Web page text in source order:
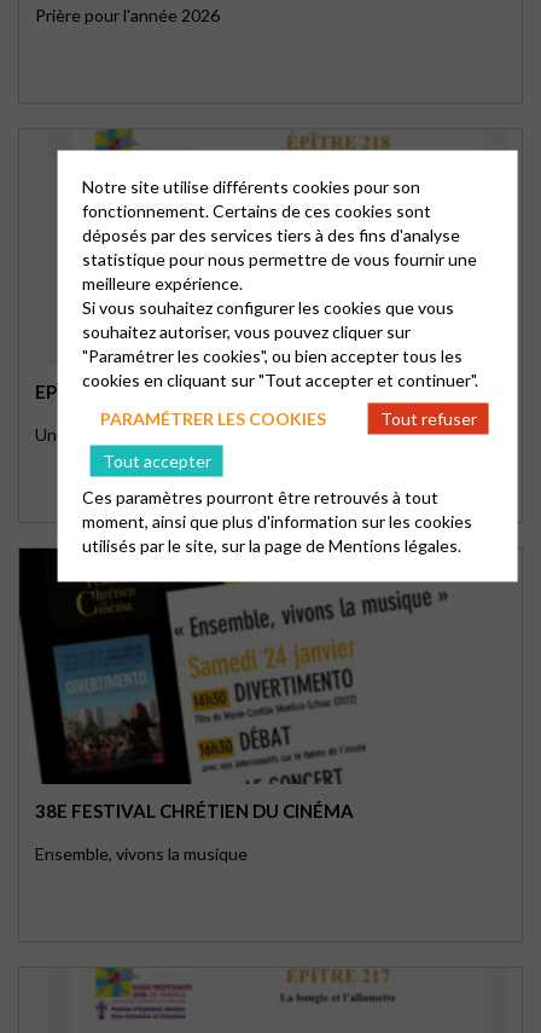
Prière pour l'année 2026
EPÎTRE 218
Une année qui s’offre à nous
38E FESTIVAL CHRÉTIEN DU CINÉMA
Ensemble, vivons la musique
Notre site utilise différents cookies pour son
fonctionnement. Certains de ces cookies sont
déposés par des services tiers à des fins d'analyse
statistique pour nous permettre de vous fournir une
meilleure expérience.
Si vous souhaitez configurer les cookies que vous
souhaitez autoriser, vous pouvez cliquer sur
"Paramétrer les cookies", ou bien accepter tous les
cookies en cliquant sur "Tout accepter et continuer".
PARAMÉTRER LES COOKIES
Tout refuser
Tout accepter
Ces paramètres pourront être retrouvés à tout
moment, ainsi que plus d'information sur les cookies
utilisés par le site, sur la page deMentions légales.